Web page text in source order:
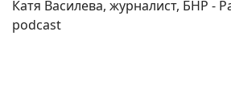
Катя Василева, журналист, БНР -
podcast